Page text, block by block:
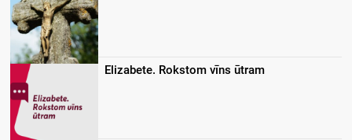
Elizabete. Rokstom vīns ūtram